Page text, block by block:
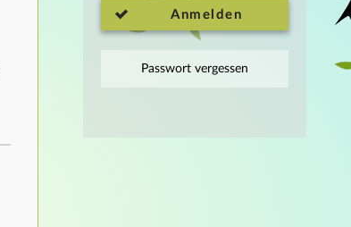
Anmelden
Passwort vergessen